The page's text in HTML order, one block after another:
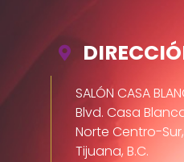
SALÓN CASA
Blvd. Casa
Norte Centro-Sur,
Tijuana, B.C.